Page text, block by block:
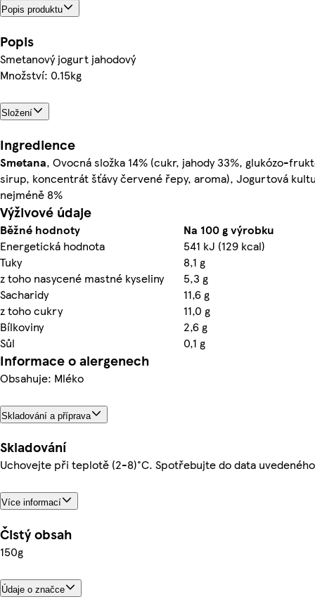
Popis produktu
Popis
Smetanový jogurt jahodový
Množství: 0.15kg
Složení
Ingredience
Smetana, Ovocná složka 14% (cukr, jahody 33%, glukózo-
sirup, koncentrát šťávy červené řepy, aroma), Jogurtová
nejméně 8%
Výživové údaje
Běžné hodnoty
Na 100 g výrobku
Energetická hodnota
541 kJ (129 kcal)
Tuky
8,1 g
z toho nasycené mastné kyseliny
5,3 g
Sacharidy
11,6 g
z toho cukry
11,0 g
Bílkoviny
2,6 g
Sůl
0,1 g
Informace o alergenech
Obsahuje: Mléko
Skladování a příprava
Skladování
Uchovejte při teplotě (2-8)°C. Spotřebujte do data
Více informací
Čistý obsah
150g
Údaje o značce